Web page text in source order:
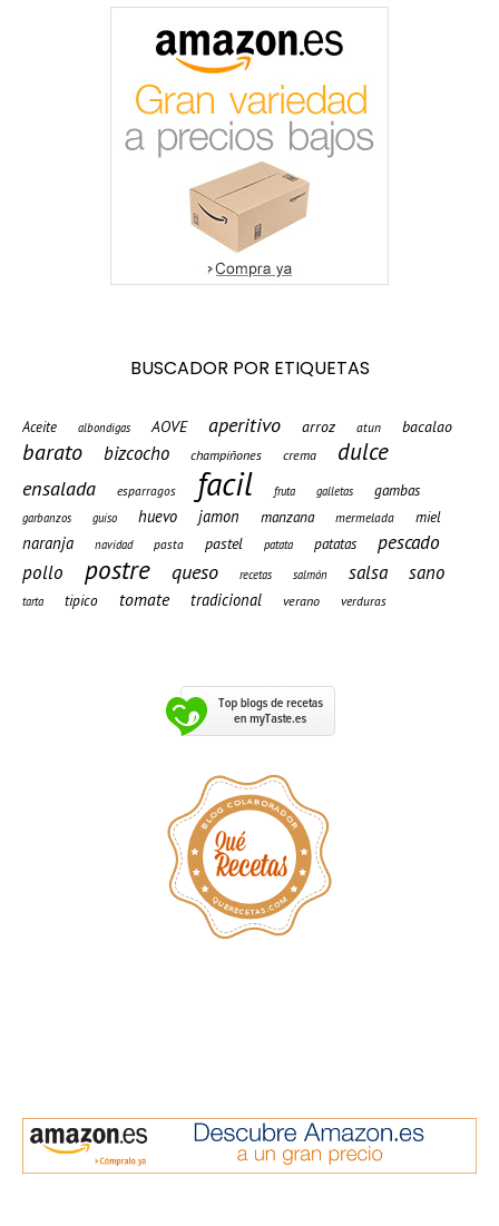
BUSCADOR POR ETIQUETAS
Aceite albondigas AOVE aperitivo arroz atun bacalao
barato bizcocho champiñones crema dulce
ensalada esparragos facil fruta galletas gambas
garbanzos guiso huevo jamon manzana mermelada miel
naranja navidad pasta pastel patata patatas pescado
pollo postre queso recetas salmón salsa sano
tarta tipico tomate tradicional verano verduras